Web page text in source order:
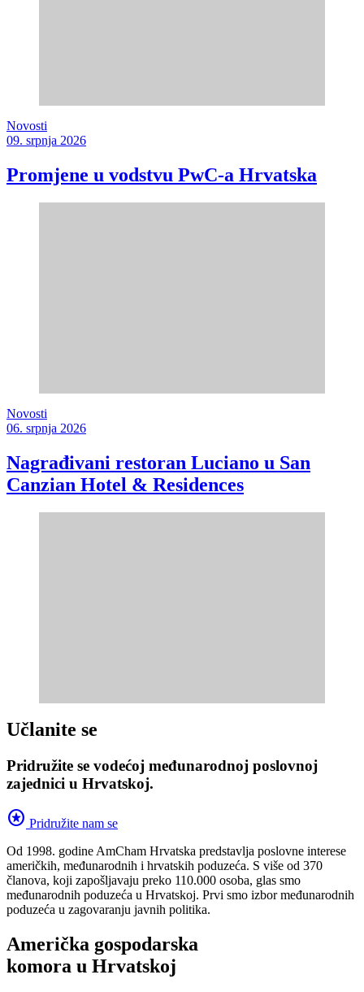
Novosti
09. srpnja 2026
Promjene u vodstvu PwC-a Hrvatska
Novosti
06. srpnja 2026
Nagrađivani restoran Luciano u San
Canzian Hotel & Residences
Učlanite se
Pridružite se vodećoj međunarodnoj poslovnoj
zajednici u Hrvatskoj.
stars Pridružite nam se
Od 1998. godine AmCham Hrvatska predstavlja poslovne interese
američkih, međunarodnih i hrvatskih poduzeća. S više od 370
članova, koji zapošljavaju preko 110.000 osoba, glas smo
međunarodnih poduzeća u Hrvatskoj. Prvi smo izbor međunarodnih
poduzeća u zagovaranju javnih politika.
Američka gospodarska
komora u Hrvatskoj